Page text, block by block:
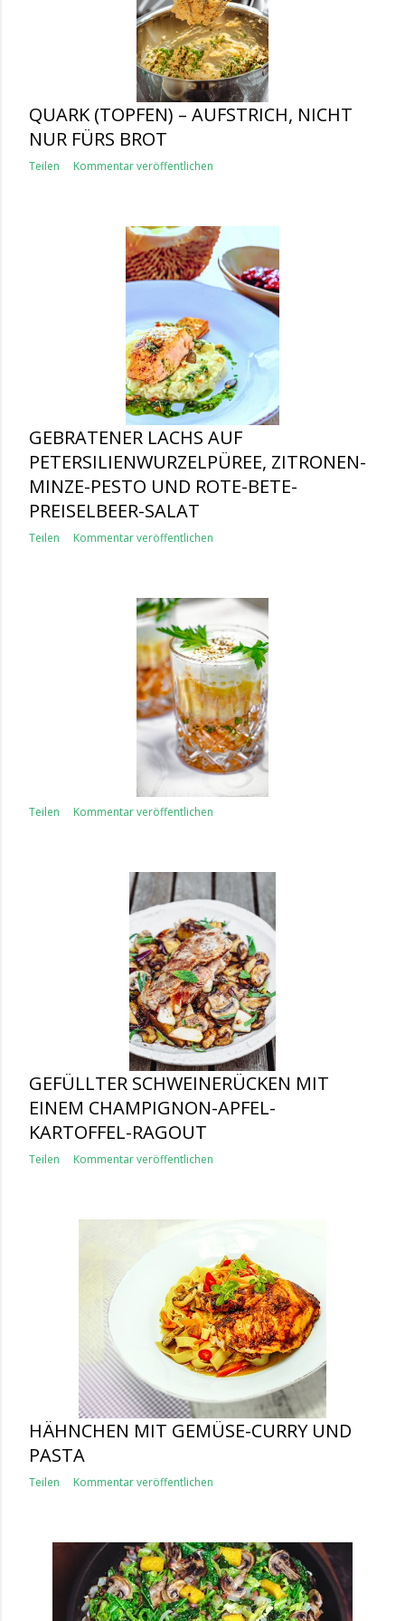
QUARK (TOPFEN) – AUFSTRICH, NICHT
NUR FÜRS BROT
Teilen Kommentar veröffentlichen
GEBRATENER LACHS AUF
PETERSILIENWURZELPÜREE, ZITRONEN-
MINZE-PESTO UND ROTE-BETE-
PREISELBEER-SALAT
Teilen Kommentar veröffentlichen
Teilen Kommentar veröffentlichen
GEFÜLLTER SCHWEINERÜCKEN MIT
EINEM CHAMPIGNON-APFEL-
KARTOFFEL-RAGOUT
Teilen Kommentar veröffentlichen
HÄHNCHEN MIT GEMÜSE-CURRY UND
PASTA
Teilen Kommentar veröffentlichen